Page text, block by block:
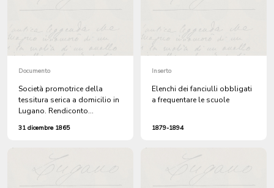
Documento
Società promotrice della
tessitura serica a domicilio in
Lugano. Rendiconto
31 dicembre 1865
Inserto
Elenchi dei fanciulli obbligati
a frequentare le scuole
1879-1894